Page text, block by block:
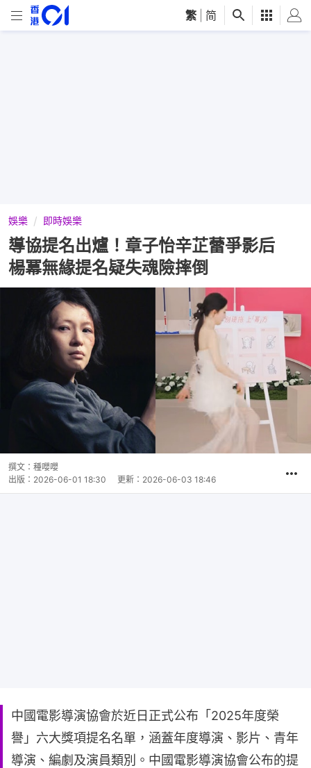
繁 简
娛樂 即時娛樂
導協提名出爐！章子怡辛芷蕾爭影后
楊冪無緣提名疑失魂險摔倒
撰文： 種嚶嚶
出版： 2026-06-01 18:30 更新： 2026-06-03 18:46
中國電影導演協會於近日正式公布「2025年度榮
譽」六大獎項提名名單，涵蓋年度導演、影片、青年
導演、編劇及演員類別。中國電影導演協會公布的提